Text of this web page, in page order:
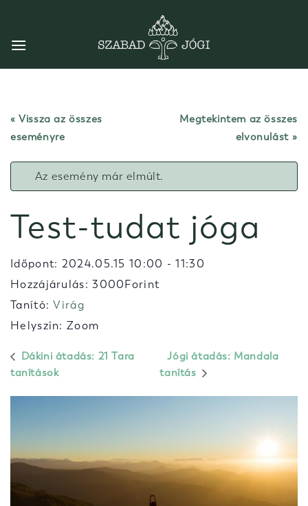
content
« Vissza az összes
eseményre
Megtekintem az összes
elvonulást
Az esemény már elmúlt.
Test-tudat jóga
Időpont: 2024.05.15 10:00 -11:30
Hozzájárulás: 3000Forint
Tanító:Virág
Helyszín: Zoom
Dákini átadás: 21 Tara
tanítások
Jógi átadás: Mandala
tanítás